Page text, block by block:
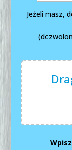
Jeżeli masz,